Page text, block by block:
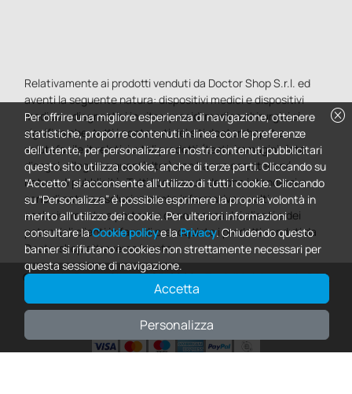
Relativamente ai prodotti venduti da Doctor Shop S.r.l. ed
aventi la seguente natura: dispositivi medici e dispositivi
medico – diagnostici in vitro, presidi medico chirurgici si
significa che: tutti i contenuti dei siti doctorshop.it e
salutefacile.it relativi a tali prodotti (testi, immagini, foto,
disegni, allegati e quant’altro) non hanno carattere né
natura di pubblicità. Tutti i contenuti devono intendersi e
sono di natura esclusivamente informativa e volti
esclusivamente a portare a conoscenza dei clienti e dei
potenziali clienti in fase di preacquisto i prodotti venduti da
Doctorshop attraverso la rete.
Copyright DoctorShop 2005-2026 - Tutti diritti riservati - P.IVA
04760660961
cancel
Per offrire una migliore esperienza di navigazione, ottenere
statistiche, proporre contenuti in linea con le preferenze
dell'utente, per personalizzare i nostri contenuti pubblicitari
questo sito utilizza cookie, anche di terze parti. Cliccando su
“Accetto” si acconsente all'utilizzo di tutti i cookie. Cliccando
su “Personalizza” è possibile esprimere la propria volontà in
merito all'utilizzo dei cookie. Per ulteriori informazioni
consultare laCookie policye laPrivacy. Chiudendo questo
banner si rifiutano i cookies non strettamente necessari per
questa sessione di navigazione.
Accetta
Personalizza